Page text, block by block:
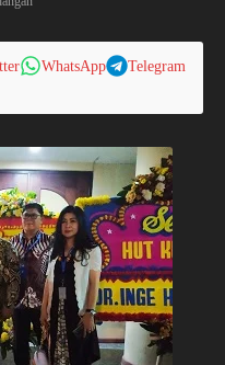
WhatsApp
Telegram